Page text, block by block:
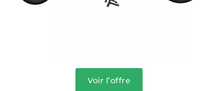
Voir l’offre